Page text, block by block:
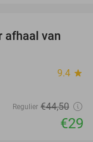
35%
afhaal van
9.4 star
Regulier €44,50
€29